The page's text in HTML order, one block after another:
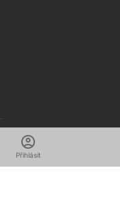
account_circle
Přihlásit